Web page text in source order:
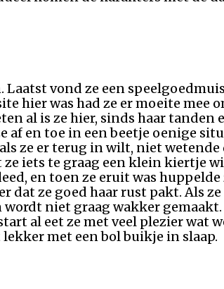
vond ze een
hier was had ze er moeite mee
al is ze hier, sinds haar tanden
af en toe in een beetje oenige
ze er terug in wilt, niet wetende
ze iets te graag een klein kiertje
en toen ze eruit was huppelde
dat ze goed haar rust pakt. Als ze
niet graag wakker gemaakt.
al eet ze met veel plezier wat
met een bol buikje in slaap.